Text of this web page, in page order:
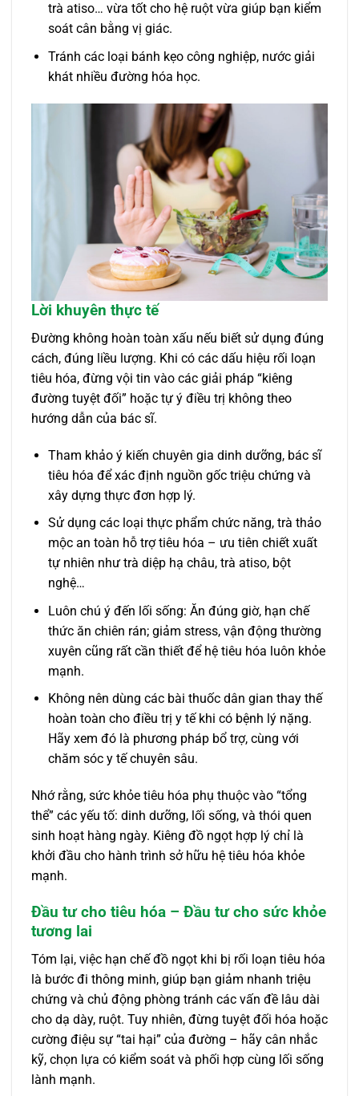
trà atiso… vừa tốt cho hệ ruột vừa giúp bạn kiểm
soát cân bằng vị giác.
Tránh các loại bánh kẹo công nghiệp, nước giải
khát nhiều đường hóa học.
Lời khuyên thực tế
Đường không hoàn toàn xấu nếu biết sử dụng đúng
cách, đúng liều lượng. Khi có các dấu hiệu rối loạn
tiêu hóa, đừng vội tin vào các giải pháp “kiêng
đường tuyệt đối” hoặc tự ý điều trị không theo
hướng dẫn của bác sĩ.
Tham khảo ý kiến chuyên gia dinh dưỡng, bác sĩ
tiêu hóa để xác định nguồn gốc triệu chứng và
xây dựng thực đơn hợp lý.
Sử dụng các loại thực phẩm chức năng, trà thảo
mộc an toàn hỗ trợ tiêu hóa – ưu tiên chiết xuất
tự nhiên như trà diệp hạ châu, trà atiso, bột
nghệ…
Luôn chú ý đến lối sống: Ăn đúng giờ, hạn chế
thức ăn chiên rán; giảm stress, vận động thường
xuyên cũng rất cần thiết để hệ tiêu hóa luôn khỏe
mạnh.
Không nên dùng các bài thuốc dân gian thay thế
hoàn toàn cho điều trị y tế khi có bệnh lý nặng.
Hãy xem đó là phương pháp bổ trợ, cùng với
chăm sóc y tế chuyên sâu.
Nhớ rằng, sức khỏe tiêu hóa phụ thuộc vào “tổng
thể” các yếu tố: dinh dưỡng, lối sống, và thói quen
sinh hoạt hàng ngày. Kiêng đồ ngọt hợp lý chỉ là
khởi đầu cho hành trình sở hữu hệ tiêu hóa khỏe
mạnh.
Đầu tư cho tiêu hóa – Đầu tư cho sức khỏe
tương lai
Tóm lại, việc hạn chế đồ ngọt khi bị rối loạn tiêu hóa
là bước đi thông minh, giúp bạn giảm nhanh triệu
chứng và chủ động phòng tránh các vấn đề lâu dài
cho dạ dày, ruột. Tuy nhiên, đừng tuyệt đối hóa hoặc
cường điệu sự “tai hại” của đường – hãy cân nhắc
kỹ, chọn lựa có kiểm soát và phối hợp cùng lối sống
lành mạnh.